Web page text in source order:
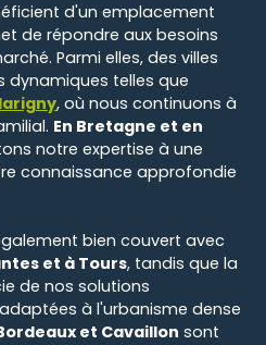
d'un emplacement
de répondre aux besoins
Parmi elles, des villes
dynamiques telles que
, où nous continuons à
En Bretagne et en
notre expertise à une
connaissance approfondie
bien couvert avec
et à Tours, tandis que la
de nos solutions
à l'urbanisme dense
et Cavaillon sont